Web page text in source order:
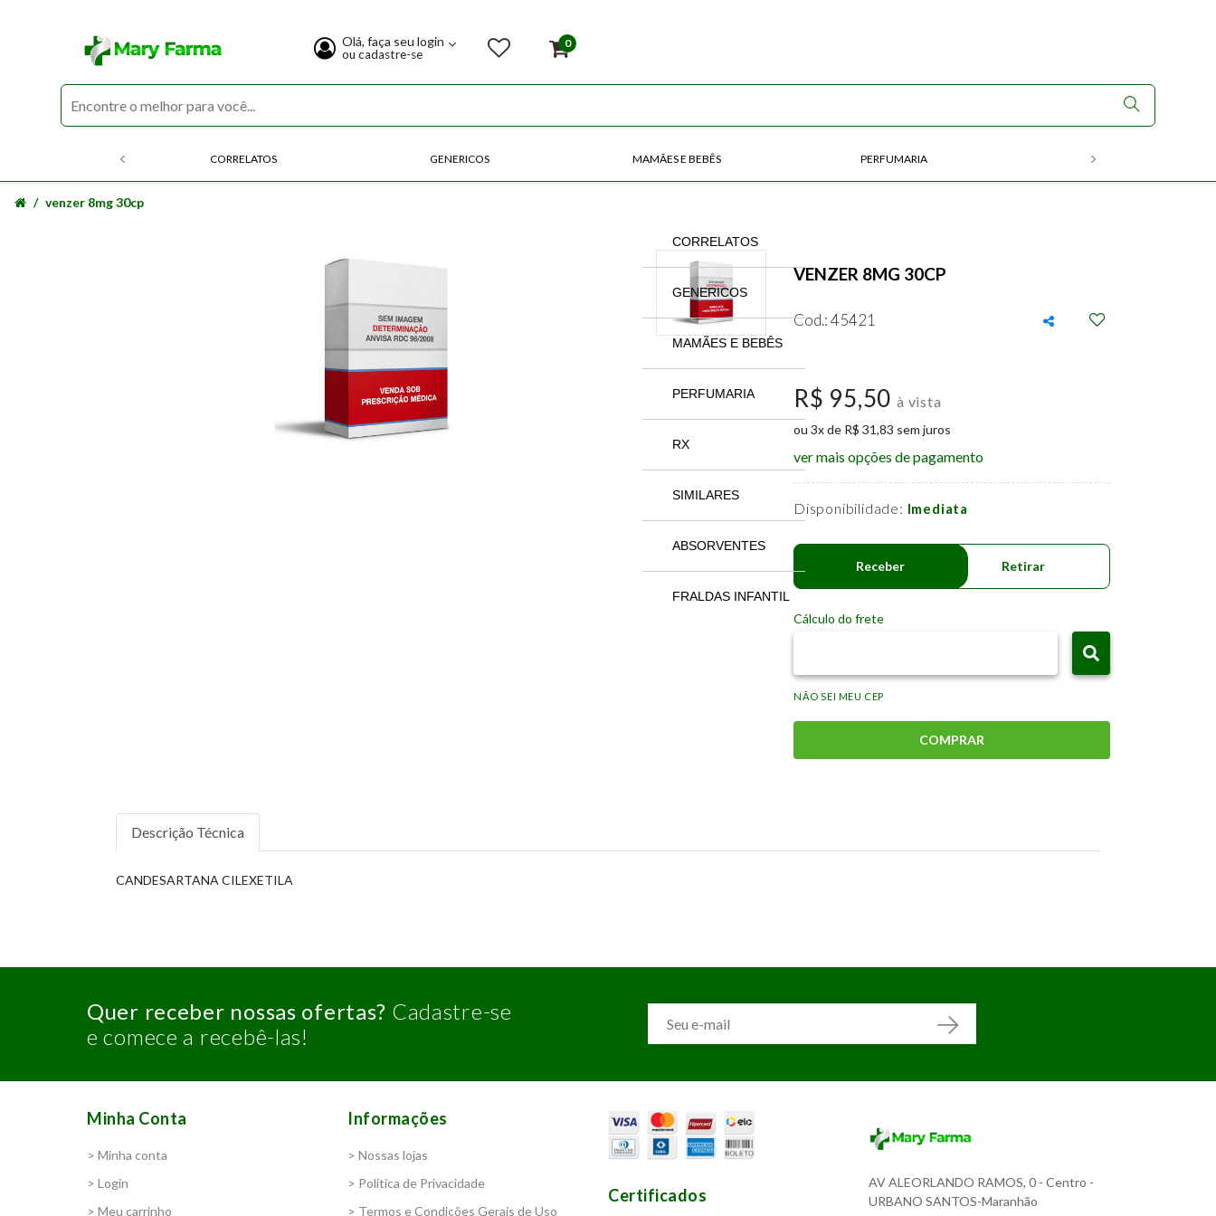
Olá, faça seu login
ou cadastre-se
0
CORRELATOS GENERICOS MAMÃES E BEBÊS PERFUMARIA
CORRELATOS
GENERICOS
MAMÃES E BEBÊS
PERFUMARIA
RX
SIMILARES
ABSORVENTES
FRALDAS INFANTIL
venzer 8mg 30cp
VENZER 8MG 30CP
Cod.: 45421
R$ 95,50à vista
ou 3x de R$ 31,83 sem juros
ver mais opções de pagamento
Disponibilidade: Imediata
Receber Retirar
Cálculo do frete
NÃO SEI MEU CEP
COMPRAR
Descrição Técnica
CANDESARTANA CILEXETILA
Quer receber nossas ofertas? Cadastre-se
e comece a recebê-las!
Minha Conta
> Minha conta
> Login
> Meu carrinho
Informações
> Nossas lojas
> Política de Privacidade
> Termos e Condições Gerais de Uso
Certificados
AV ALEORLANDO RAMOS, 0 - Centro -
URBANO SANTOS-Maranhão